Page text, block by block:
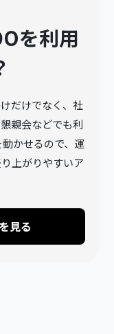
を利用
だけでなく、社
親会などでも利
かせるので、運
上がりやすいア
見る